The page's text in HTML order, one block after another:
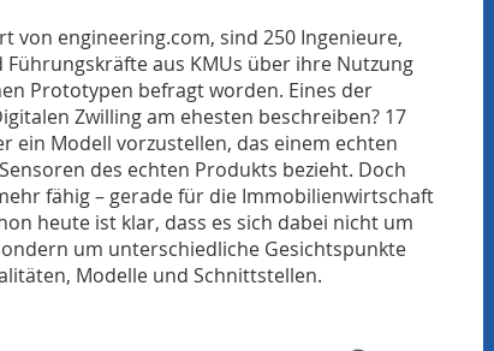
von engineering.com, sind 250 Ingenieure,
aus KMUs über ihre Nutzung
Prototypen befragt worden. Eines der
Zwilling am ehesten beschreiben? 17
ein Modell vorzustellen, das einem echten
des echten Produkts bezieht. Doch
fähig – gerade für die Immobilienwirtschaft
heute ist klar, dass es sich dabei nicht um
um unterschiedliche Gesichtspunkte
Modelle und Schnittstellen.